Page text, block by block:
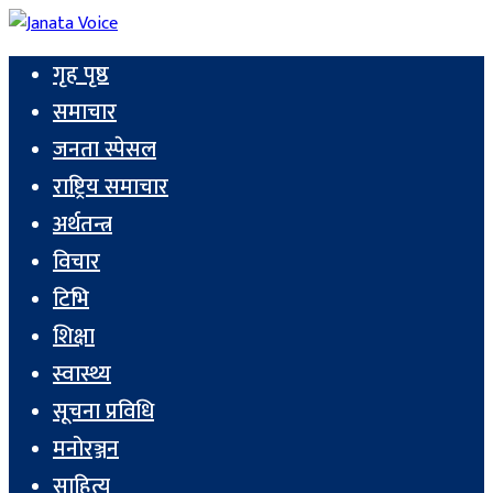
गृह पृष्ठ
समाचार
जनता स्पेसल
राष्ट्रिय समाचार
अर्थतन्त्र
विचार
टिभि
शिक्षा
स्वास्थ्य
सूचना प्रविधि
मनोरञ्जन